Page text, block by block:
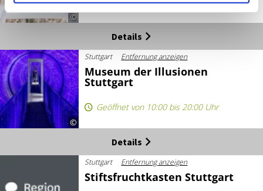
©
Details
©
Stuttgart Entfernung anzeigen
Museum der Illusionen
Stuttgart
Geöffnet von 10:00 bis 20:00 Uhr
Details
Stuttgart Entfernung anzeigen
Stiftsfruchtkasten Stuttgart